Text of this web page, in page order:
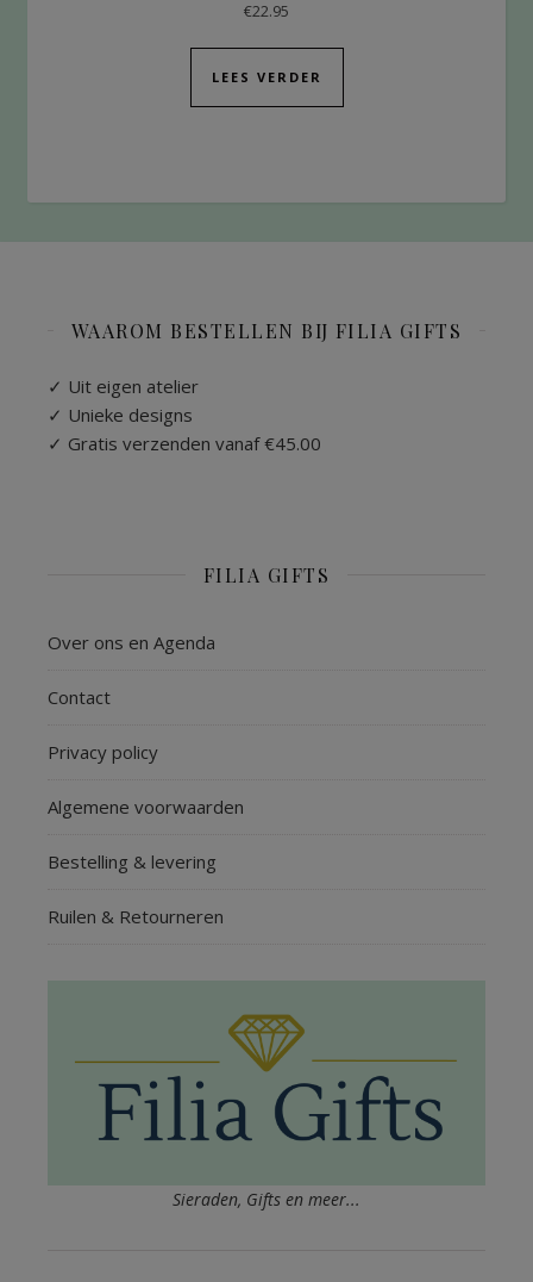
€22.95
LEES VERDER
WAAROM BESTELLEN BIJ FILIA GIFTS
✓ Uit eigen atelier
✓ Unieke designs
✓ Gratis verzenden vanaf €45.00
FILIA GIFTS
Over ons en Agenda
Contact
Privacy policy
Algemene voorwaarden
Bestelling & levering
Ruilen & Retourneren
Sieraden, Gifts en meer...